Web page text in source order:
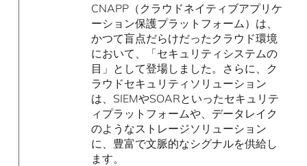
CNAPP（クラウドネイティブアプリケ
ーション保護プラットフォーム）は、
かつて盲点だらけだったクラウド環境
において、「セキュリティシステムの
目」として登場しました。さらに、ク
ラウドセキュリティソリューション
は、SIEMやSOARといったセキュリテ
ィプラットフォームや、データレイク
のようなストレージソリューション
に、豊富で文脈的なシグナルを供給し
ます。